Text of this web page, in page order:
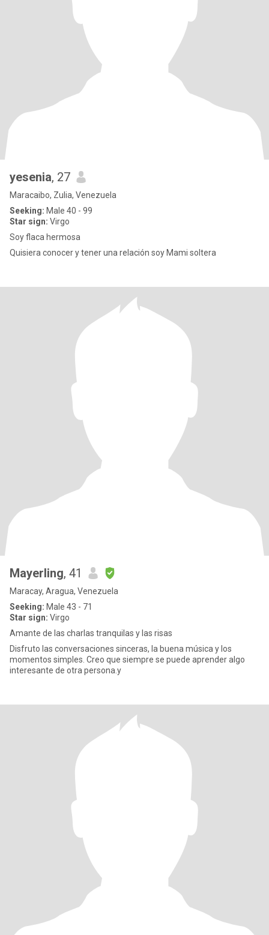
yesenia, 27
Maracaibo, Zulia, Venezuela
Seeking: Male 40 - 99
Star sign: Virgo
Soy flaca hermosa
Quisiera conocer y tener una relación soy Mami soltera
Mayerling, 41
Maracay, Aragua, Venezuela
Seeking: Male 43 - 71
Star sign: Virgo
Amante de las charlas tranquilas y las risas
Disfruto las conversaciones sinceras, la buena música y los
momentos simples. Creo que siempre se puede aprender algo
interesante de otra persona.y